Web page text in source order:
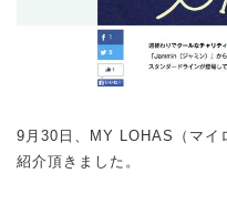
9月30日、MY LOHAS（マ
紹介頂きました。